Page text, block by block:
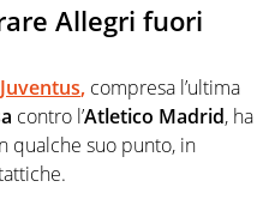
Allegri fuori
Juventus, compresa l’ultima
contro l’Atletico Madrid, ha
qualche suo punto, in